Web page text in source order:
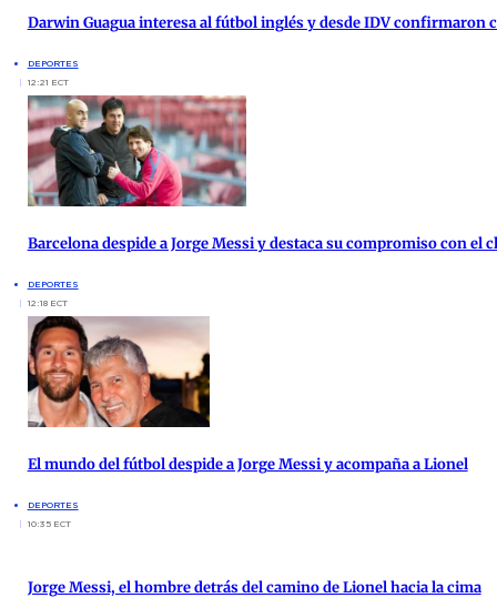
Darwin Guagua interesa al fútbol inglés y desde IDV confirmaron
DEPORTES
12:21 ECT
Barcelona despide a Jorge Messi y destaca su compromiso con el
DEPORTES
12:18 ECT
El mundo del fútbol despide a Jorge Messi y acompaña a Lionel
DEPORTES
10:35 ECT
Jorge Messi, el hombre detrás del camino de Lionel hacia la cima